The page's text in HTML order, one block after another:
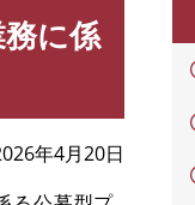
に係
年4月20日